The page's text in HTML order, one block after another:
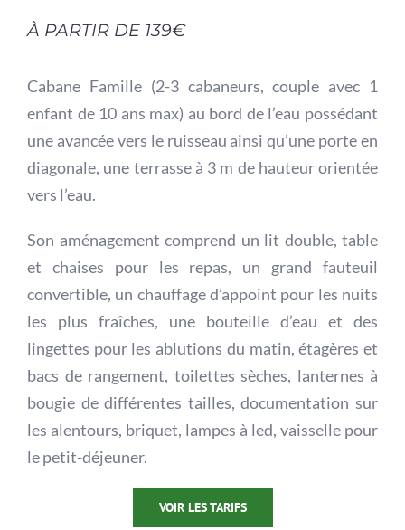
À PARTIR DE 139€
Cabane Famille (2-3 cabaneurs, couple avec 1
enfant de 10 ans max) au bord de l’eau possédant
une avancée vers le ruisseau ainsi qu’une porte en
diagonale, une terrasse à 3 m de hauteur orientée
vers l’eau.
Son aménagement comprend un lit double, table
et chaises pour les repas, un grand fauteuil
convertible, un chauffage d’appoint pour les nuits
les plus fraîches, une bouteille d’eau et des
lingettes pour les ablutions du matin, étagères et
bacs de rangement, toilettes sèches, lanternes à
bougie de différentes tailles, documentation sur
les alentours, briquet, lampes à led, vaisselle pour
le petit-déjeuner.
VOIR LES TARIFS